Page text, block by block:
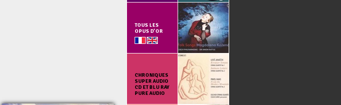
TOUS LES
OPUS D’OR
CHRONIQUES
SUPER AUDIO
CD ET BLU RAY
PURE AUDIO